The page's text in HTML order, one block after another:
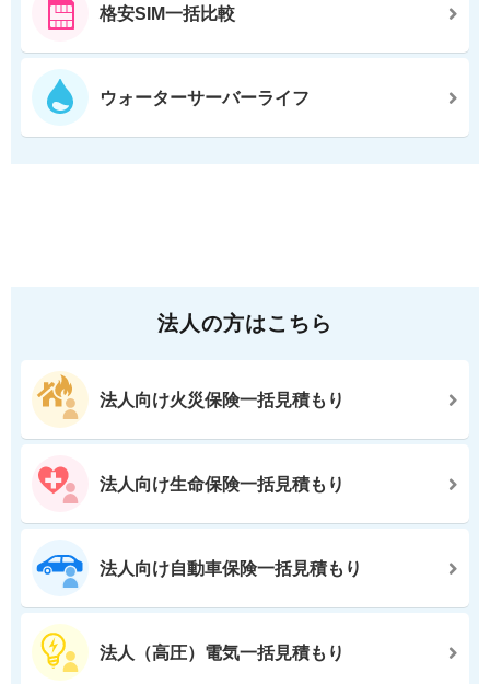
格安SIM一括比較
ウォーターサーバーライフ
法人の方はこちら
法人向け火災保険一括見積もり
法人向け生命保険一括見積もり
法人向け自動車保険一括見積もり
法人（高圧）電気一括見積もり